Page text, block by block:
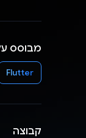
מבוסס
Flutter
קבוצה